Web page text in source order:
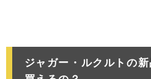
ジャガー・ルクルトの